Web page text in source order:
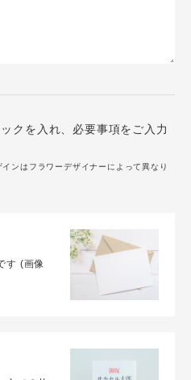
クを入れ、必要事項をご入力
ンはフラワーデザイナーによって異なり
す (画像